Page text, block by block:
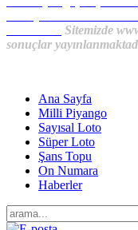
Sitemizde
sonuçlar
Ana Sayfa
Milli Piyango
Sayısal Loto
Süper Loto
Şans Topu
On Numara
Haberler